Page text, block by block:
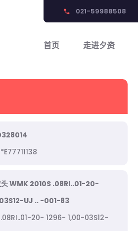
phone 021-59988508
首页 走进夕资
WMK 2010S .08RI..01-20-
UJ .. -001-83
20- 1296- 1,00-03S12-